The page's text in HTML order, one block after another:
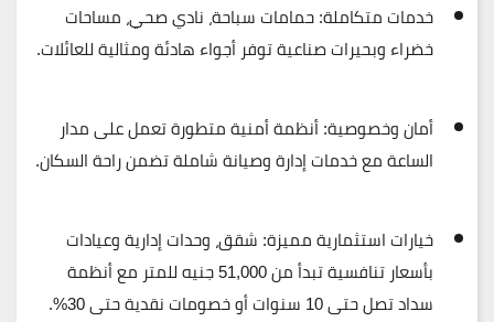
خدمات متكاملة:حمامات سباحة، نادي صحي، مساحات
خضراء وبحيرات صناعية توفر أجواء هادئة ومثالية للعائلات.
أمان وخصوصية:أنظمة أمنية متطورة تعمل على مدار
الساعة مع خدمات إدارة وصيانة شاملة تضمن راحة السكان.
خيارات استثمارية مميزة: شقق، وحدات إدارية وعيادات
بأسعار تنافسية تبدأ من 51,000 جنيه للمتر مع أنظمة
سداد تصل حتى 10 سنوات أو خصومات نقدية حتى 30%.